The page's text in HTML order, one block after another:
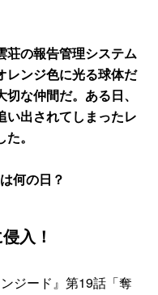
荘の報告管理システム
レンジ色に光る球体だ
な仲間だ。ある日、
い出されてしまったレ
。
何の日？
入！
ジード』第19話「奪